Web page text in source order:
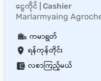
ငွေကိုင် | Cashier
Marlarmyaing
ရန်ကုန်တိုင်း
ကမာရွတ်
လစာကြည့်မယ်